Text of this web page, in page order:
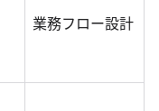
業務フロー設計